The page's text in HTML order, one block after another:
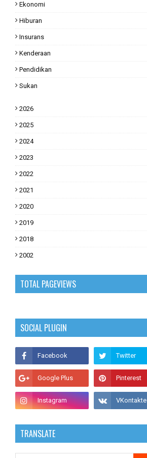
Ekonomi
Hiburan
Insurans
Kenderaan
Pendidikan
Sukan
2026
2025
2024
2023
2022
2021
2020
2019
2018
2002
TOTAL PAGEVIEWS
SOCIAL PLUGIN
TRANSLATE